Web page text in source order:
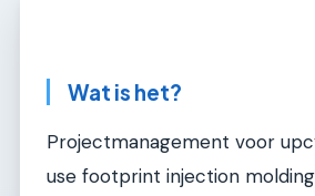
Wat is het?
Projectmanagement voor
use footprint injection